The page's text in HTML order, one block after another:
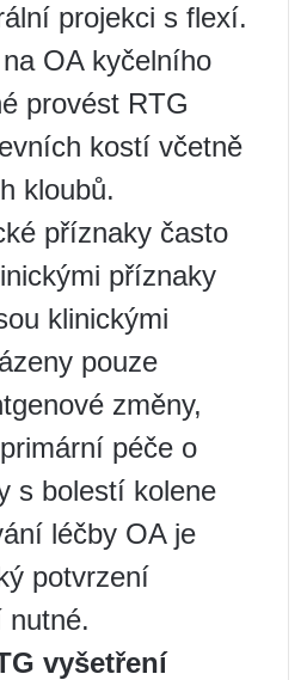
projekci s flexí.
OA kyčelního
provést RTG
kostí včetně
kloubů.
příznaky často
příznaky
klinickými
pouze
změny,
péče o
s bolestí kolene
léčby OA je
potvrzení
nutné.
vyšetření